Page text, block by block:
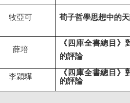
牧亞可 荀子哲學思想中的
薛培
《四庫全書總目》
的評論
李穎驊
《四庫全書總目》
的評論